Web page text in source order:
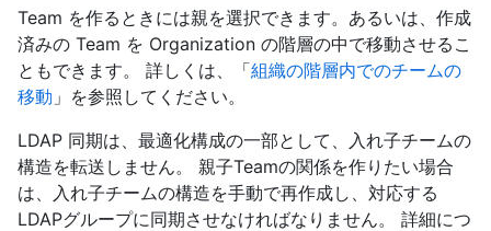
Team を作るときには親を選択できます。あるいは、作成
済みの Team を Organization の階層の中で移動させるこ
ともできます。 詳しくは、「組織の階層内でのチームの
移動 」を参照してください。
LDAP 同期は、最適化構成の一部として、入れ子チームの
構造を転送しません。 親子Teamの関係を作りたい場合
は、入れ子チームの構造を手動で再作成し、対応する
LDAPグループに同期させなければなりません。 詳細につ